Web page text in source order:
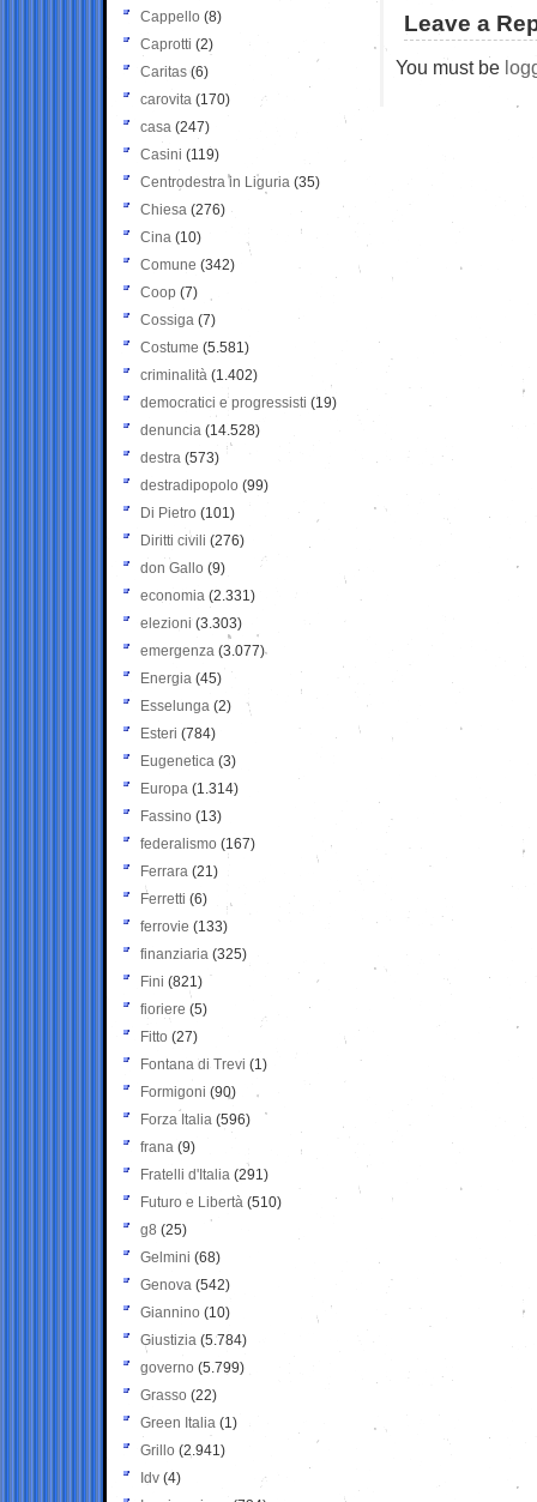
Leave a
You must be
Cappello (8)
Caprotti (2)
Caritas (6)
carovita (170)
casa (247)
Casini (119)
Centrodestra in Liguria (35)
Chiesa (276)
Cina (10)
Comune (342)
Coop (7)
Cossiga (7)
Costume (5.581)
criminalità (1.402)
democratici e progressisti (19)
denuncia (14.528)
destra (573)
destradipopolo (99)
Di Pietro (101)
Diritti civili (276)
don Gallo (9)
economia (2.331)
elezioni (3.303)
emergenza (3.077)
Energia (45)
Esselunga (2)
Esteri (784)
Eugenetica (3)
Europa (1.314)
Fassino (13)
federalismo (167)
Ferrara (21)
Ferretti (6)
ferrovie (133)
finanziaria (325)
Fini (821)
fioriere (5)
Fitto (27)
Fontana di Trevi (1)
Formigoni (90)
Forza Italia (596)
frana (9)
Fratelli d'Italia (291)
Futuro e Libertà (510)
g8 (25)
Gelmini (68)
Genova (542)
Giannino (10)
Giustizia (5.784)
governo (5.799)
Grasso (22)
Green Italia (1)
Grillo (2.941)
Idv (4)